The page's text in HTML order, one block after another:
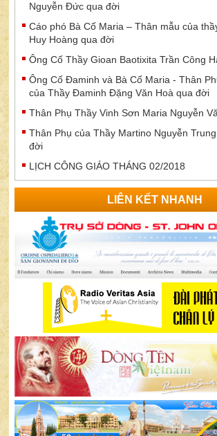
Nguyễn Đức qua đời
Cáo phó Bà Cố Maria – Thân mẫu của
Huy Hoàng qua đời
Ông Cố Thầy Gioan Baotixita Trần Công
Ông Cố Đaminh và Bà Cố Maria - Thân
của Thầy Đaminh Đặng Văn Hoà qua đời
Thân Phụ Thầy Vinh Sơn Maria Nguyễn
Thân Phụ của Thầy Martino Nguyễn
đời
LỊCH CÔNG GIÁO THÁNG 02/2018
LIÊN KẾT NHANH